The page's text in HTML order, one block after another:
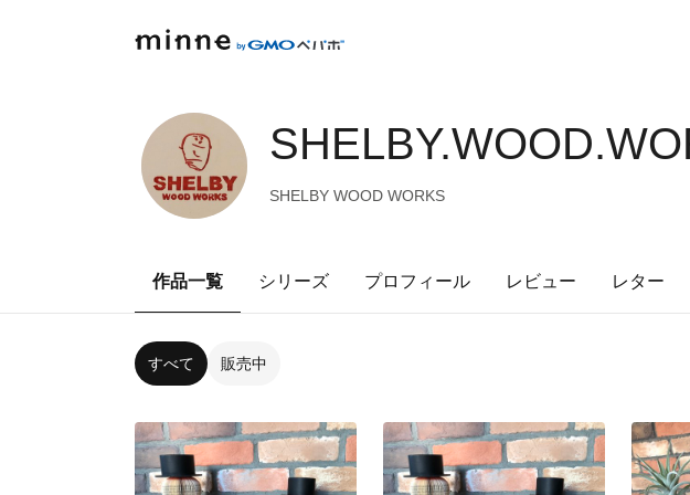
SHELBY WOOD WORKS
作品一覧 シリーズ プロフィール レビュー レター
すべて 販売中